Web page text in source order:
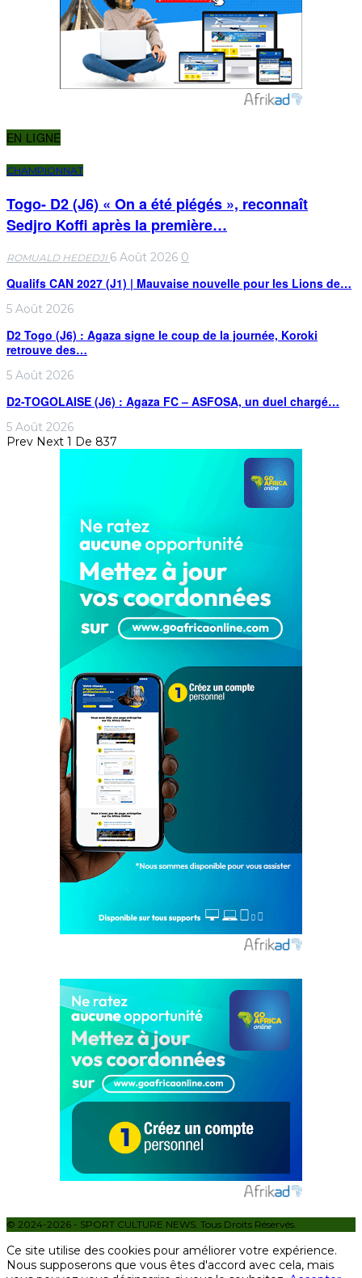
EN LIGNE
CHAMPIONNAT
Togo- D2 (J6) « On a été piégés », reconnaît
Sedjro Koffi après la première…
ROMUALD HEDEDJI 6 Août 2026 0
Qualifs CAN 2027 (J1) | Mauvaise nouvelle pour les Lions de…
5 Août 2026
D2 Togo (J6) : Agaza signe le coup de la journée, Koroki
retrouve des…
5 Août 2026
D2-TOGOLAISE (J6) : Agaza FC – ASFOSA, un duel chargé…
5 Août 2026
Prev Next 1 De 837
© 2024-2026 - SPORT CULTURE NEWS. Tous Droits Réservés.
Ce site utilise des cookies pour améliorer votre expérience.
Nous supposerons que vous êtes d'accord avec cela, mais